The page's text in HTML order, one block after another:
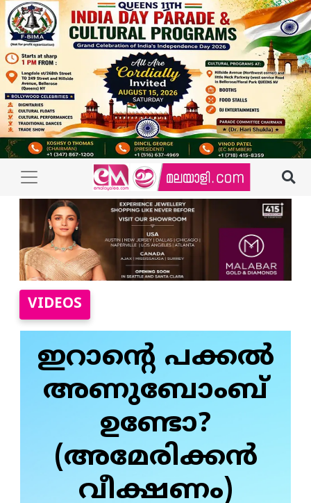
VIDEOS
ഇറാന്റെ പക്കൽ
അണുബോംബ്
ഉണ്ടോ?
(അമേരിക്കൻ
വീക്ഷണം)